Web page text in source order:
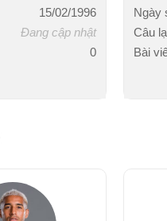
15/02/1996
Đang cập nhật
0
Ngày
Câu
Bài